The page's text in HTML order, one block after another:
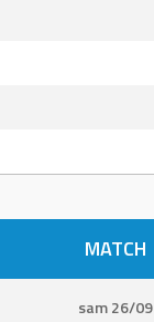
MATCH
sam 26/09